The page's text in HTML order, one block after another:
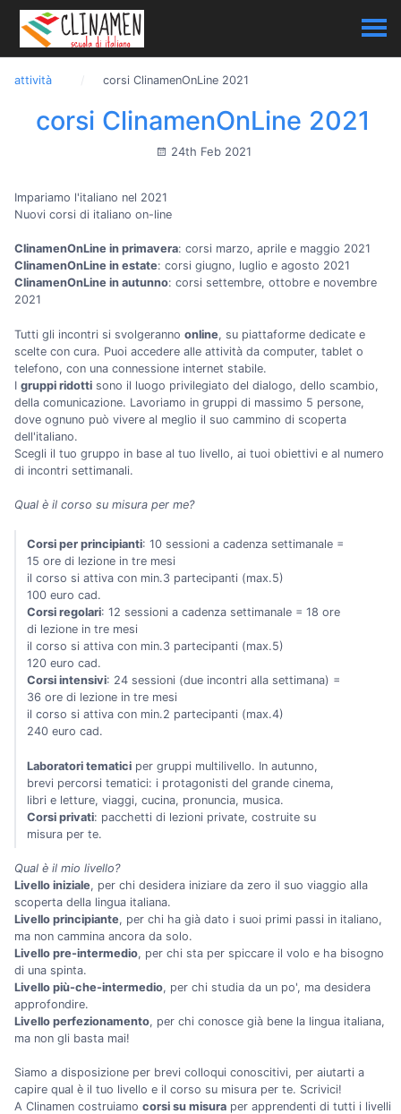
attività corsi ClinamenOnLine 2021
corsi ClinamenOnLine 2021
24th Feb 2021
Impariamo l'italiano nel 2021
Nuovi corsi di italiano on-line
ClinamenOnLine in primavera: corsi marzo, aprile e maggio 2021
ClinamenOnLine in estate: corsi giugno, luglio e agosto 2021
ClinamenOnLine in autunno: corsi settembre, ottobre e novembre
2021
Tutti gli incontri si svolgeranno online, su piattaforme dedicate e
scelte con cura. Puoi accedere alle attività da computer, tablet o
telefono, con una connessione internet stabile.
I gruppi ridotti sono il luogo privilegiato del dialogo, dello scambio,
della comunicazione. Lavoriamo in gruppi di massimo 5 persone,
dove ognuno può vivere al meglio il suo cammino di scoperta
dell'italiano.
Scegli il tuo gruppo in base al tuo livello, ai tuoi obiettivi e al numero
di incontri settimanali.
Qual è il corso su misura per me?
Corsi per principianti: 10 sessioni a cadenza settimanale =
15 ore di lezione in tre mesi
il corso si attiva con min.3 partecipanti (max.5)
100 euro cad.
Corsi regolari: 12 sessioni a cadenza settimanale = 18 ore
di lezione in tre mesi
il corso si attiva con min.3 partecipanti (max.5)
120 euro cad.
Corsi intensivi: 24 sessioni (due incontri alla settimana) =
36 ore di lezione in tre mesi
il corso si attiva con min.2 partecipanti (max.4)
240 euro cad.
Laboratori tematici per gruppi multilivello. In autunno,
brevi percorsi tematici: i protagonisti del grande cinema,
libri e letture, viaggi, cucina, pronuncia, musica.
Corsi privati: pacchetti di lezioni private, costruite su
misura per te.
Qual è il mio livello?
Livello iniziale, per chi desidera iniziare da zero il suo viaggio alla
scoperta della lingua italiana.
Livello principiante, per chi ha già dato i suoi primi passi in italiano,
ma non cammina ancora da solo.
Livello pre-intermedio, per chi sta per spiccare il volo e ha bisogno
di una spinta.
Livello più-che-intermedio, per chi studia da un po', ma desidera
approfondire.
Livello perfezionamento, per chi conosce già bene la lingua italiana,
ma non gli basta mai!
Siamo a disposizione per brevi colloqui conoscitivi, per aiutarti a
capire qual è il tuo livello e il corso su misura per te. Scrivici!
A Clinamen costruiamo corsi su misura per apprendenti di tutti i livelli